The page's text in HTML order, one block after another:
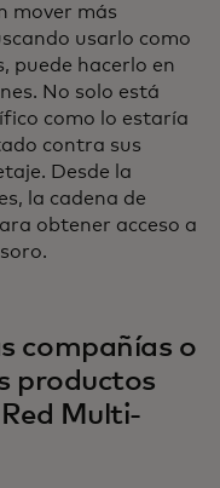
mover más
usarlo como
puede hacerlo en
No solo está
como lo estaría
contra sus
Desde la
la cadena de
obtener acceso a
compañías o
productos
Multi-